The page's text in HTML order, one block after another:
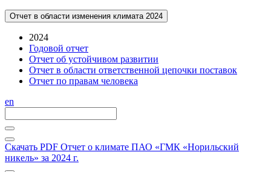
Отчет в области изменения климата 2024
2024
Годовой отчет
Отчет об устойчивом развитии
Отчет в области ответственной цепочки поставок
Отчет по правам человека
en
Скачать PDF Отчет о климате ПАО «ГМК «Норильский
никель» за 2024 г.